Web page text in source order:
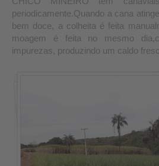
periodicamente.Quando a cana
bem doce, a colheita é feita
moagem é feita no mesmo
impurezas, produzindo um caldo